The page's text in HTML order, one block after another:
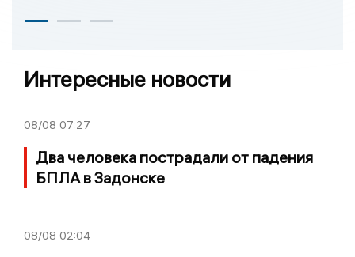
Интересные новости
08/08 07:27
Два человека пострадали от падения
БПЛА в Задонске
08/08 02:04